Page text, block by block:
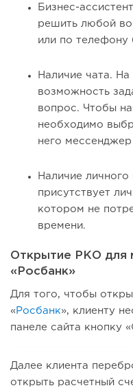
Бизнес-
решить любой
или по телефону
Наличие чата. На
возможность
вопрос. Чтобы
необходимо
него мессенджер
Наличие личного
присутствует
котором не
времени.
Открытие РКО для
«Росбанк»
Для того, чтобы
« Росбанк», клиенту
панеле сайта кнопку
Далее клиента
открыть расчетный